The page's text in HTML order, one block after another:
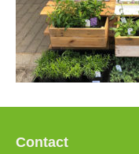
Contact